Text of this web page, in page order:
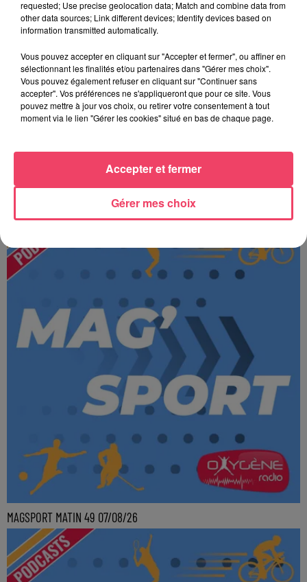
JOURNAL ANJOU MIDI 07/08/26
MAGSPORT MATIN 49 07/08/26
requested; Use precise geolocation data; Match and combine data from
other data sources; Link different devices; Identify devices based on
information transmitted automatically.
Vous pouvez accepter en cliquant sur "Accepter et fermer", ou affiner en
sélectionnant les finalités et/ou partenaires dans "Gérer mes choix".
Vous pouvez également refuser en cliquant sur "Continuer sans
accepter". Vos préférences ne s'appliqueront que pour ce site. Vous
pouvez mettre à jour vos choix, ou retirer votre consentement à tout
moment via le lien "Gérer les cookies" situé en bas de chaque page.
Gérer mes choix
Accepter et fermer